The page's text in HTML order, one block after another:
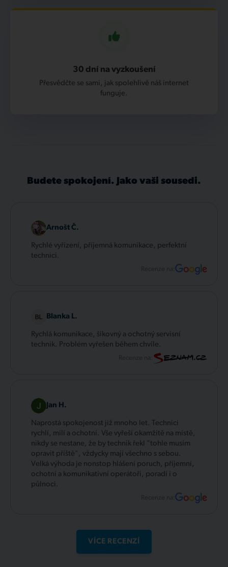
30 dní na vyzkoušení
Přesvědčte se sami, jak spolehlivě náš internet
funguje.
Budete spokojení. Jako vaši sousedi.
Arnošt Č.
Rychlé vyřízení, příjemná komunikace, perfektní
technici.
Recenze na:
Blanka L.
Rychlá komunikace, šikovný a ochotný servisní
technik. Problém vyřešen během chvíle.
Jan H.
Naprostá spokojenost již mnoho let. Technici
rychlí, milí a ochotní. Vše vyřeší okamžitě na místě,
nikdy se nestane, že by technik řekl "tohle musím
opravit příště", vždycky mají všechno s sebou.
Velká výhoda je nonstop hlášení poruch, příjemní,
ochotní a komunikativní operátoři, poradí i o
půlnoci.
Recenze na:
VÍCE RECENZÍ